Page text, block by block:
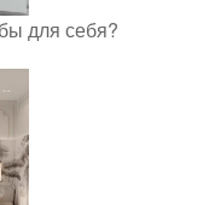
для себя?